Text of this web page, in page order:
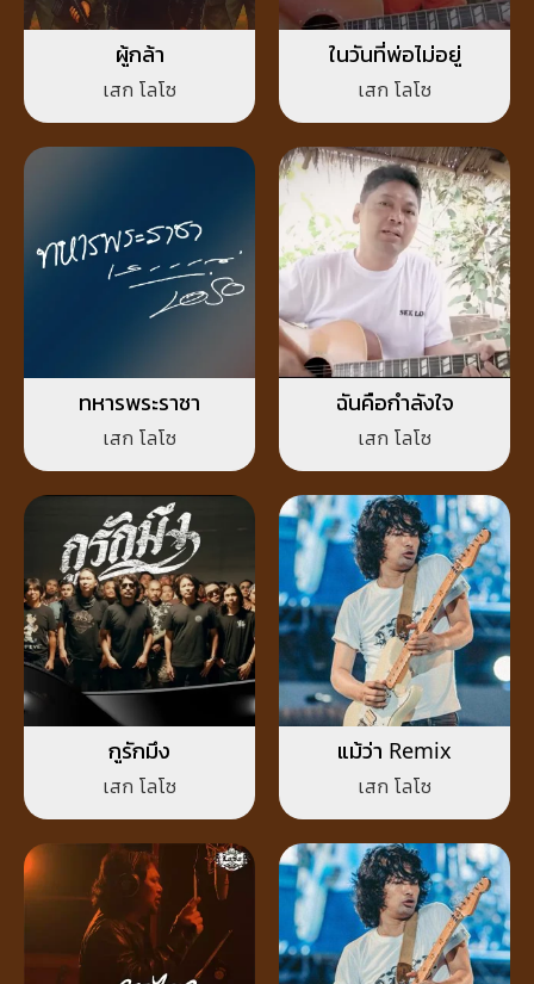
ผู้กล้า
เสก โลโซ
ในวันที่พ่อไม่อยู่
เสก โลโซ
ทหารพระราชา
เสก โลโซ
ฉันคือกำลังใจ
เสก โลโซ
กูรักมึง
เสก โลโซ
แม้ว่า Remix
เสก โลโซ